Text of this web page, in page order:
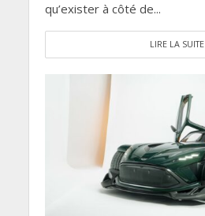
qu’exister à côté de...
LIRE LA SUITE